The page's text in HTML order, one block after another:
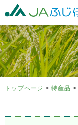
トップページ > 特産品 >